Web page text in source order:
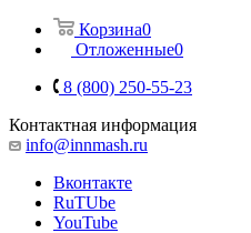
Корзина0
Отложенные0
8 (800) 250-55-23
Контактная информация
info@innmash.ru
Вконтакте
RuTUbe
YouTube